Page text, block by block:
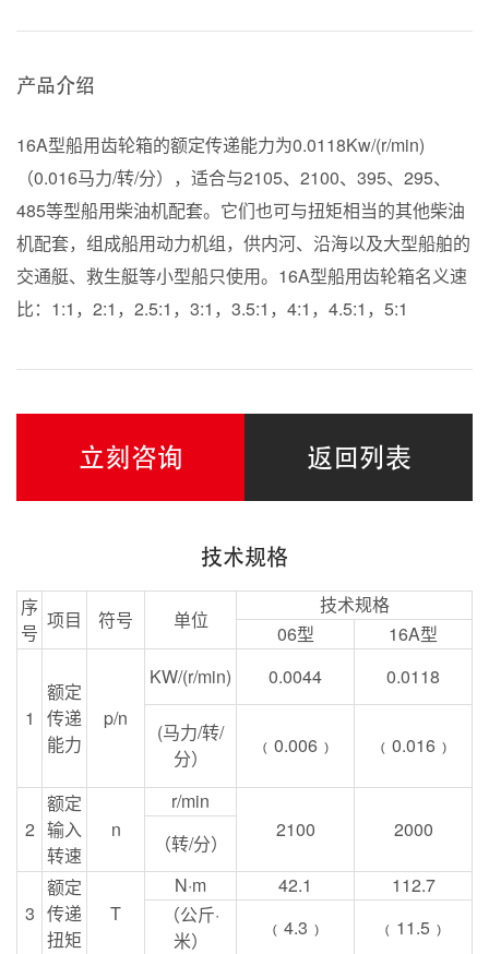
产品介绍
16A型船用齿轮箱的额定传递能力为0.0118Kw/(r/min)
（0.016马力/转/分），适合与2105、2100、395、295、
485等型船用柴油机配套。它们也可与扭矩相当的其他柴油
机配套，组成船用动力机组，供内河、沿海以及大型船舶的
交通艇、救生艇等小型船只使用。16A型船用齿轮箱名义速
比：1:1，2:1，2.5:1，3:1，3.5:1，4:1，4.5:1，5:1
立刻咨询 返回列表
技术规格
序
号
项目 符号 单位
技术规格
06型 16A型
1
额定
传递
能力
p/n
KW/(r/min) 0.0044 0.0118
(马力/转/
分）
﹙ 0.006﹚ ﹙ 0.016﹚
2
额定
输入
转速
n
r/min
2100
2000
（转/分）
3
额定
传递
扭矩
T
N·m 42.1
112.7
（公斤·
米）
﹙ 4.3 ﹚ ﹙ 11.5 ﹚